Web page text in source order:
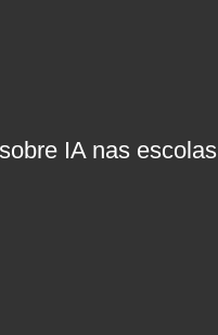
IA nas escolas